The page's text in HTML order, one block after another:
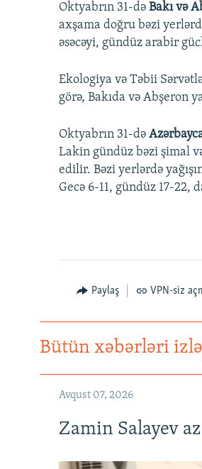
Oktyabrın 31-də Bakı və
axşama doğru bəzi
əsəcəyi, gündüz arabir
Ekologiya və Təbii
görə, Bakıda və Abşeron
Oktyabrın 31-də
Lakin gündüz bəzi şimal
edilir. Bəzi yerlərdə
Gecə 6-11, gündüz 17-22,
Paylaş VPN-siz
Bütün xəbərləri
Avqust 07, 2026
Zamin Salayev